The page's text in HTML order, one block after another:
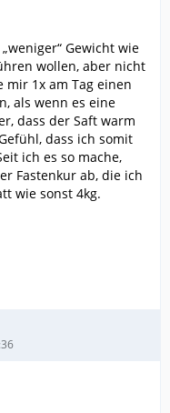
Gewicht wie
wollen, aber nicht
mir 1x am Tag einen
als wenn es eine
dass der Saft warm
dass ich somit
ich es so mache,
Fastenkur ab, die ich
wie sonst 4kg.